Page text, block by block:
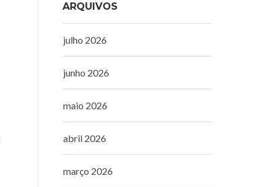
ARQUIVOS
julho 2026
junho 2026
maio 2026
abril 2026
março 2026